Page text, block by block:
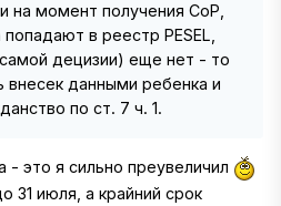
на момент получения СоР,
в реестр PESEL,
децизии) еще нет - то
внесек данными ребенка и
по ст. 7 ч. 1.
это я сильно преувеличил
31 июля, а крайний срок